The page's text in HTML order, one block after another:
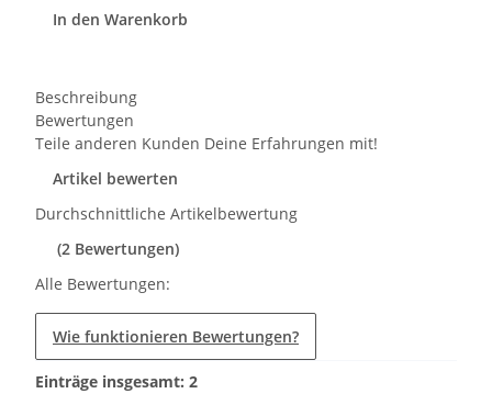
In den Warenkorb
Beschreibung
Bewertungen
Durchschnittliche Artikelbewertung
(2 Bewertungen)
Teile anderen Kunden Deine Erfahrungen mit!
Artikel bewerten
Alle Bewertungen:
Wie funktionieren Bewertungen?
Einträge insgesamt: 2